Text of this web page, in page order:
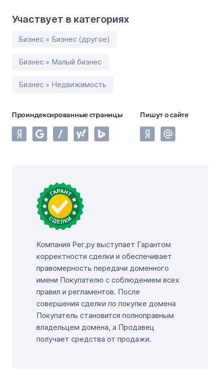
Участвует в категориях
Бизнес » Бизнес (другое)
Бизнес » Малый бизнес
Бизнес » Недвижимость
Проиндексированные страницы Пишут о сайте
Компания Рег.ру выступает Гарантом
корректности сделки и обеспечивает
правомерность передачи доменного
имени Покупателю с соблюдением всех
правил и регламентов. После
совершения сделки по покупке домена
Покупатель становится полноправным
владельцем домена, а Продавец
получает средства от продажи.